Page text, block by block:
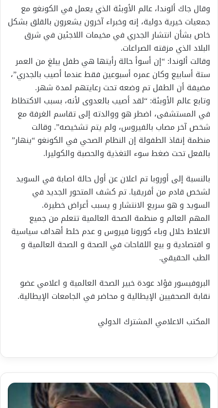
وقال جاك ألوندا، عالم الأوبئة الذي يعمل في الكونغو مع
جمعيات خيرية دولية، إنه وخبراء آخرون يشعرون بالقلق بشكل
خاص بشأن انتشار الجدري في مخيمات اللاجئين في شرق
البلاد الذي مزقته الصراعات.
وقالت ألوندا: “إن أسوأ حالة رأيتها هي طفل يبلغ من العمر
ستة أسابيع وكان عمره أسبوعين فقط عندما أصيب بالجدري”،
مضيفة أن الطفل تم وضعه تحت رعايتهم لمدة شهر.
وتابع عالم الأوبئة: “لقد أصيب بالعدوى لأنه، بسبب الاكتظاظ
في المستشفى، اضطر هو ووالدته إلى تقاسم الغرفة مع
شخص آخر مصاب بالفيروس، ولم يتم تشخيصه”. وقالت
منظمة إنقاذ الطفولة إن النظام الصحي في الكونغو “ينهار”
بالفعل تحت ضغط سوء التغذية والحصبة والكوليرا.
بالنسبة إلى أوروبا تم اعلان عن أول حالة اصابة في السويد
لشخص قادم من أفريقيا. تم كشف المتحور الجديد في
السويد و هو سريع الانتشار و يسبب أعراض خطيرة.
المهم العالم و منظمة الصحة العالمية تتعلم من جميع
الاغلاط خلال وباء كورونا فيروس و عدم خلط أهداف سياسية
و اقتصادية و بيع اللقاحات في الصحة و الصحة العالمية و
الطب الحقيقي.
البروفيسور فؤاد عودة خبير الصحة العالمية و اعلامي عضو
نقابة الصحفيين الإيطالية و محاضر في الجامعات الإيطالية.
المكتب الاعلامي المشترك الدولي
القبر
الوحيد